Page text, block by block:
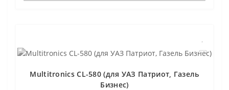
Multitronics CL-580 (для УАЗ Патриот, Газель
Бизнес)